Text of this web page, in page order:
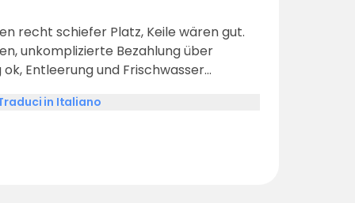
recht schiefer Platz, Keile wären gut.
unkomplizierte Bezahlung über
Entleerung und Frischwasser
noch viel Arbeit drin. Aufenthalt war
in Italiano